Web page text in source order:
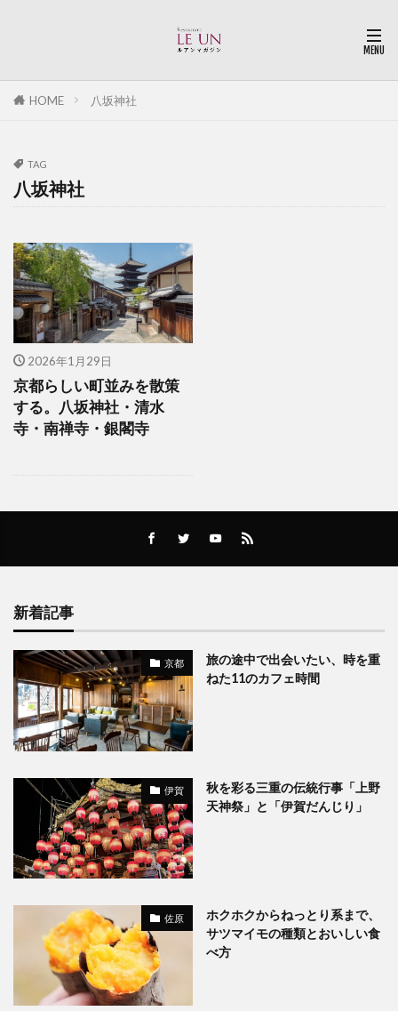
HOME 八坂神社
TAG
八坂神社
2026年1月29日
京都らしい町並みを散策
する。八坂神社・清水
寺・南禅寺・銀閣寺
新着記事
京都
旅の途中で出会いたい、時を重
ねた11のカフェ時間
伊賀
秋を彩る三重の伝統行事「上野
天神祭」と「伊賀だんじり」
佐原
ホクホクからねっとり系まで、
サツマイモの種類とおいしい食
べ方